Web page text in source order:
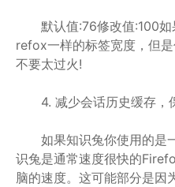
默认值:76修改值:100如
refox一样的标签宽度，但
不要太过火!
4. 减少会话历史缓存，
如果知识兔你使用的是
识兔是通常速度很快的
脑的速度。这可能部分是因